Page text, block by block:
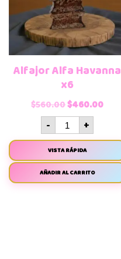
Alfajor Alfa Havanna
x6
$560.00$460.00
- +
VISTA RÁPIDA
AÑADIR AL CARRITO